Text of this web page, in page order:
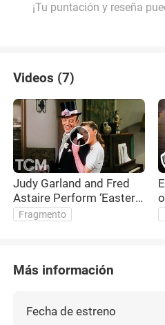
¡Tu puntación y reseña
Videos (7)
Judy Garland and Fred
Astaire Perform ‘Easter
Parade' | Easter Parade
Fragmento
Más información
Fecha de estreno